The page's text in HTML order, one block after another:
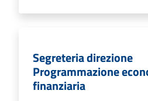
Segreteria direzione
Programmazione
finanziaria